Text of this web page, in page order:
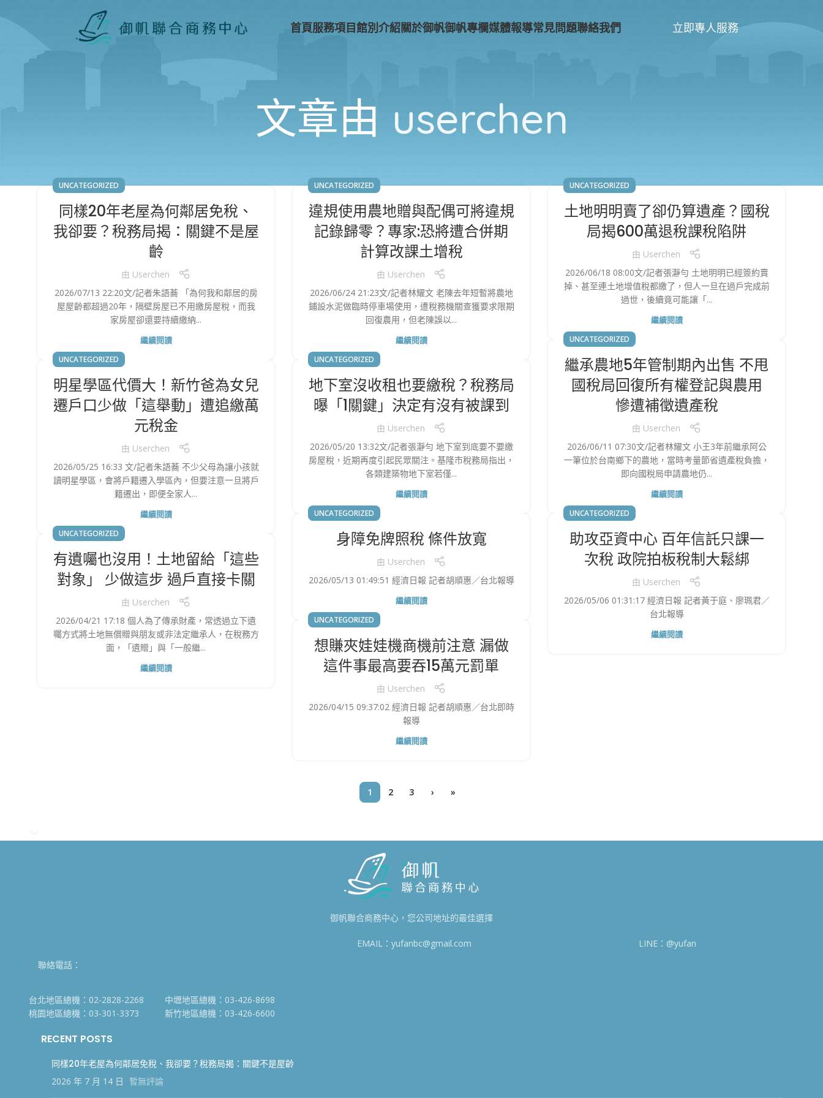
首頁服務項目館別介紹關於御帆御帆專欄媒體報導常見問題聯絡我們 立即專人服務
文章由 userchen
UNCATEGORIZED
同樣20年老屋為何鄰居免稅、
我卻要？稅務局揭：關鍵不是屋
齡
由 Userchen
2026/07/13 22:20文/記者朱語蕎 「為何我和鄰居的房
屋屋齡都超過20年，隔壁房屋已不用繳房屋稅，而我
家房屋卻還要持續繳納...
繼續閱讀
UNCATEGORIZED
違規使用農地贈與配偶可將違規
記錄歸零？專家:恐將遭合併期
計算改課土增稅
由 Userchen
2026/06/24 21:23文/記者林耀文 老陳去年短暫將農地
鋪設水泥做臨時停車場使用，遭稅務機關查獲要求限期
回復農用，但老陳誤以...
繼續閱讀
UNCATEGORIZED
土地明明賣了卻仍算遺產？國稅
局揭600萬退稅課稅陷阱
由 Userchen
2026/06/18 08:00文/記者張瀞勻 土地明明已經簽約賣
掉、甚至連土地增值稅都繳了，但人一旦在過戶完成前
過世，後續竟可能讓「...
繼續閱讀
UNCATEGORIZED
繼承農地5年管制期內出售 不甩
國稅局回復所有權登記與農用
慘遭補徵遺產稅
由 Userchen
2026/06/11 07:30文/記者林耀文 小王3年前繼承阿公
一筆位於台南鄉下的農地，當時考量節省遺產稅負擔，
即向國稅局申請農地仍...
繼續閱讀
UNCATEGORIZED
明星學區代價大！新竹爸為女兒
遷戶口少做「這舉動」遭追繳萬
元稅金
由 Userchen
2026/05/25 16:33 文/記者朱語蕎 不少父母為讓小孩就
讀明星學區，會將戶籍遷入學區內，但要注意一旦將戶
籍遷出，即便全家人...
繼續閱讀
UNCATEGORIZED
地下室沒收租也要繳稅？稅務局
曝「1關鍵」決定有沒有被課到
由 Userchen
2026/05/20 13:32文/記者張瀞勻 地下室到底要不要繳
房屋稅，近期再度引起民眾關注。基隆市稅務局指出，
各類建築物地下室若僅...
繼續閱讀
UNCATEGORIZED
身障免牌照稅 條件放寬
由 Userchen
2026/05/13 01:49:51 經濟日報 記者胡順惠／台北報導
繼續閱讀
UNCATEGORIZED
助攻亞資中心 百年信託只課一
次稅 政院拍板稅制大鬆綁
由 Userchen
2026/05/06 01:31:17 經濟日報 記者黃于庭、廖珮君／
台北報導
繼續閱讀
UNCATEGORIZED
有遺囑也沒用！土地留給「這些
對象」 少做這步 過戶直接卡關
由 Userchen
2026/04/21 17:18 個人為了傳承財產，常透過立下遺
囑方式將土地無償贈與朋友或非法定繼承人，在稅務方
面，「遺贈」與「一般繼...
繼續閱讀
UNCATEGORIZED
想賺夾娃娃機商機前注意 漏做
這件事最高要吞15萬元罰單
由 Userchen
2026/04/15 09:37:02 經濟日報 記者胡順惠／台北即時
報導
繼續閱讀
1 2 3 › »
御帆聯合商務中心，您公司地址的最佳選擇
聯絡電話：
台北地區總機：02-2828-2268
桃園地區總機：03-301-3373
中壢地區總機：03-426-8698
新竹地區總機：03-426-6600
EMAIL：yufanbc@gmail.com LINE：@yufan
RECENT POSTS
同樣20年老屋為何鄰居免稅、我卻要？稅務局揭：關鍵不是屋齡
2026 年 7 月 14 日 暫無評論